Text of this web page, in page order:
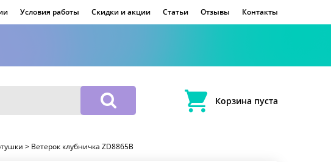
Условия работы Скидки и акции Статьи Отзывы Контакты
Корзина пуста
> Ветерок клубничка ZD8865B